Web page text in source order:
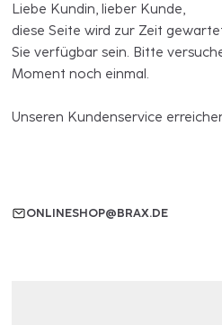
Liebe Kundin, lieber Kunde,
diese Seite wird zur Zeit
Sie verfügbar sein. Bitte
Moment noch einmal.
Unseren Kundenservice
ONLINESHOP@BRAX.DE